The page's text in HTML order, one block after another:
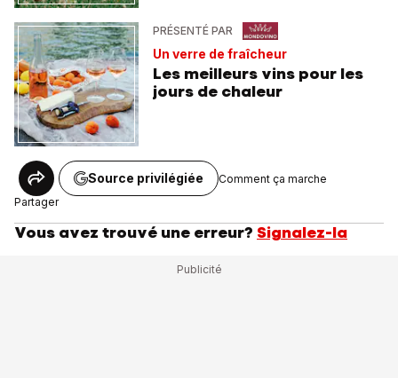
PRÉSENTÉ PAR
Un verre de fraîcheur
Les meilleurs vins pour les
jours de chaleur
Partager
Source privilégiée Comment ça marche
Vous avez trouvé une erreur? Signalez-la